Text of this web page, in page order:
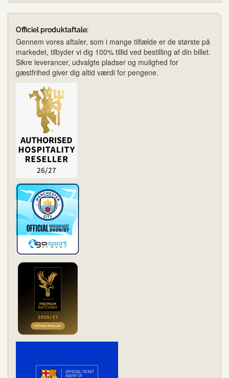
Officiel produktaftale:
Gennem vores aftaler, som i mange tilfælde er de største på
markedet, tilbyder vi dig 100% tillid ved bestilling af din billet.
Sikre leverancer, udvalgte pladser og mulighed for
gæstfrihed giver dig altid værdi for pengene.